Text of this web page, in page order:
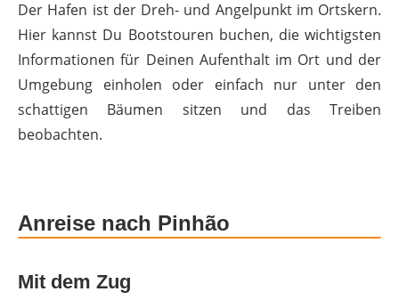
Der Hafen ist der Dreh- und Angelpunkt im Ortskern.
Hier kannst Du Bootstouren buchen, die wichtigsten
Informationen für Deinen Aufenthalt im Ort und der
Umgebung einholen oder einfach nur unter den
schattigen Bäumen sitzen und das Treiben
beobachten.
Anreise nach Pinhão
Mit dem Zug